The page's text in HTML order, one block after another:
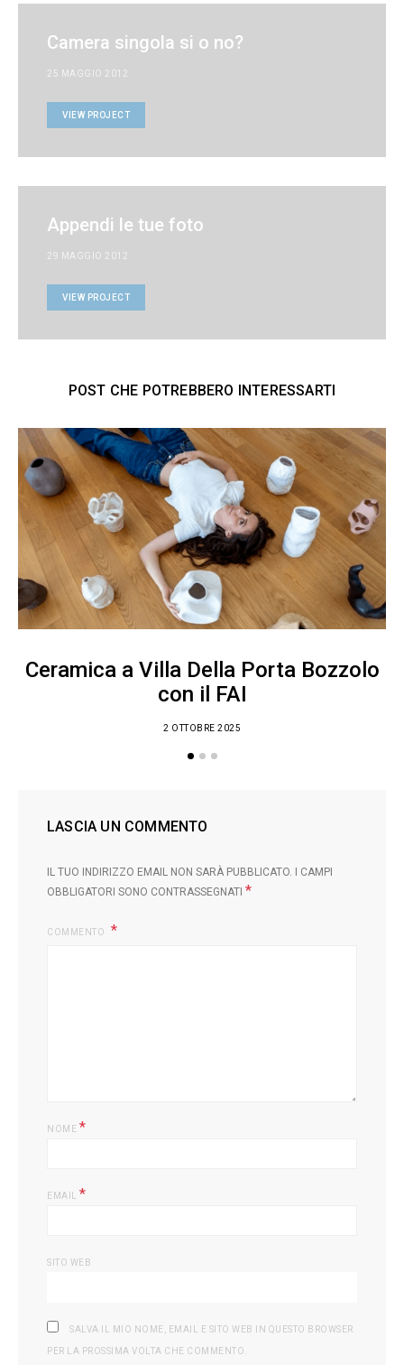
Camera singola si o no?
25 MAGGIO 2012
VIEW PROJECT
Appendi le tue foto
29 MAGGIO 2012
VIEW PROJECT
POST CHE POTREBBERO INTERESSARTI
Ceramica a Villa Della Porta Bozzolo
con il FAI
2 OTTOBRE 2025
LASCIA UN COMMENTO
IL TUO INDIRIZZO EMAIL NON SARÀ PUBBLICATO.
I CAMPI
OBBLIGATORI SONO CONTRASSEGNATI *
COMMENTO
NOME *
EMAIL *
SITO WEB
SALVA IL MIO NOME, EMAIL E SITO WEB IN QUESTO BROWSER
PER LA PROSSIMA VOLTA CHE COMMENTO.